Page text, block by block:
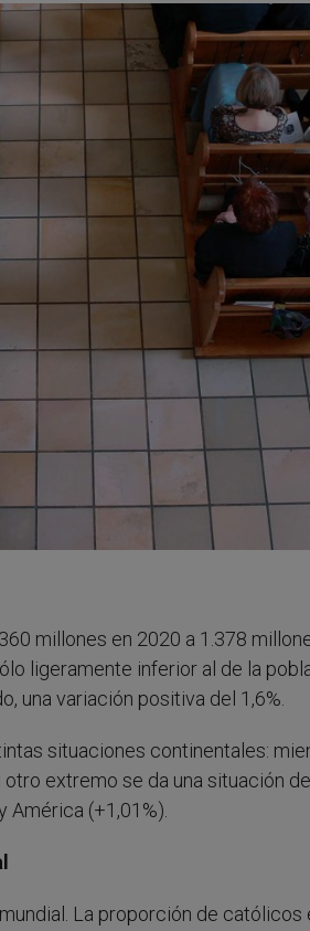
millones en 2020 a 1.378
ligeramente inferior al de la
una variación positiva del 1,6%.
situaciones continentales:
extremo se da una situación
América (+1,01%).
La proporción de católicos